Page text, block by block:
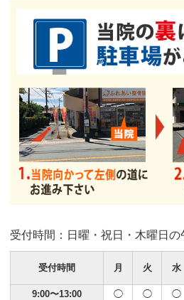
受付時間：日曜・祝日・木曜日の
受付時間 月 火 水
9:00〜13:00
◯ ◯ ◯